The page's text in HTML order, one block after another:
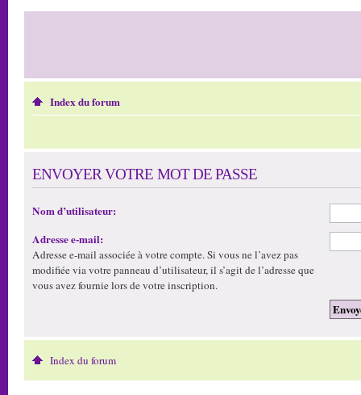
Index du forum
ENVOYER VOTRE MOT DE PASSE
Nom d’utilisateur:
Adresse e-mail:
Adresse e-mail associée à votre compte. Si vous ne l’avez pas
modifiée via votre panneau d’utilisateur, il s’agit de l’adresse que
vous avez fournie lors de votre inscription.
Index du forum